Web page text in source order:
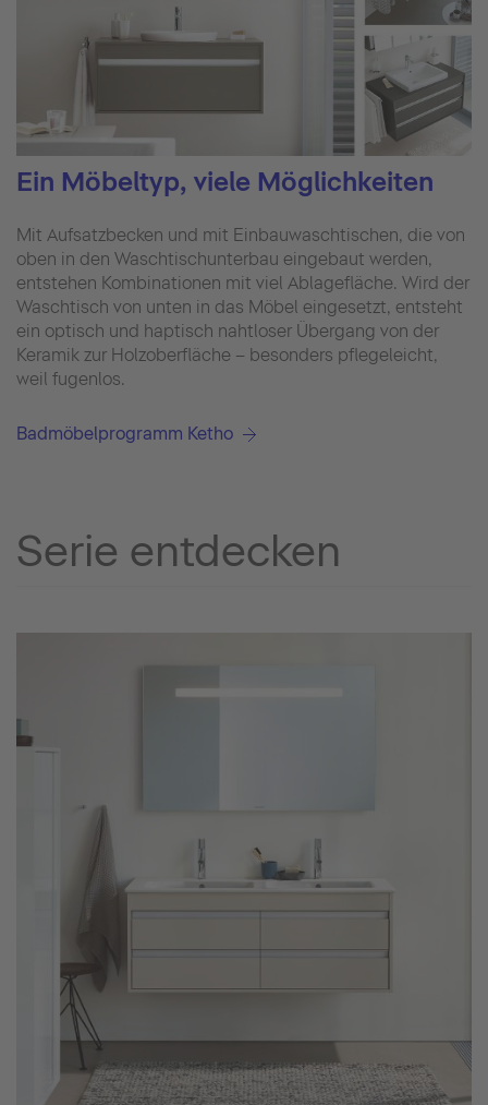
Ein Möbeltyp, viele Möglichkeiten
Mit Aufsatzbecken und mit Einbauwaschtischen, die von
oben in den Waschtischunterbau eingebaut werden,
entstehen Kombinationen mit viel Ablagefläche. Wird der
Waschtisch von unten in das Möbel eingesetzt, entsteht
ein optisch und haptisch nahtloser Übergang von der
Keramik zur Holzoberfläche – besonders pflegeleicht,
weil fugenlos.
Badmöbelprogramm Ketho
Serie entdecken